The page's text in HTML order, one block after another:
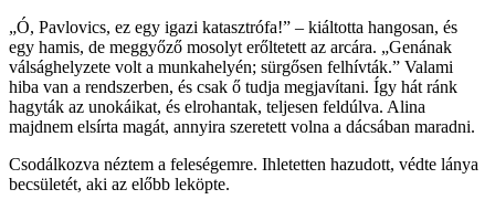
„Ó, Pavlovics, ez egy igazi katasztrófa!” – kiáltotta hangosan, és
egy hamis, de meggyőző mosolyt erőltetett az arcára. „Genának
válsághelyzete volt a munkahelyén; sürgősen felhívták.” Valami
hiba van a rendszerben, és csak ő tudja megjavítani. Így hát ránk
hagyták az unokáikat, és elrohantak, teljesen feldúlva. Alina
majdnem elsírta magát, annyira szeretett volna a dácsában maradni.
Csodálkozva néztem a feleségemre. Ihletetten hazudott, védte lánya
becsületét, aki az előbb leköpte.